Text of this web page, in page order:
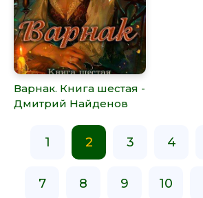
Варнак. Книга шестая -
Дмитрий Найденов
1 2 3 4
7 8 9 10